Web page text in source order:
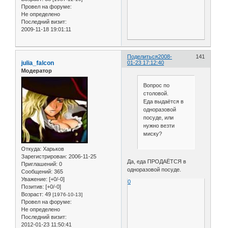
Провел на форуме:
Не определено
Последний визит:
2009-11-18 19:01:11
Поделиться 141
2008-
01-23 17:12:40
julia_falcon
Модератор
Откуда: Харьков
Зарегистрирован: 2006-11-25
Приглашений: 0
Сообщений: 365
Уважение: [+0/-0]
Позитив: [+0/-0]
Возраст: 49 [1976-10-13]
Провел на форуме:
Не определено
Последний визит:
2012-01-23 11:50:41
Вопрос по
столовой.
Еда выдаётся в
одноразовой
посуде, или
нужно везти
миску?
Да, еда ПРОДАЁТСЯ в
одноразовой посуде.
0